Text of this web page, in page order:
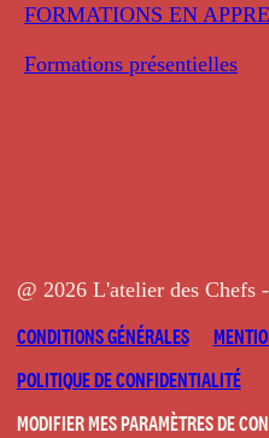
FORMATIONS EN
Formations présentielles
@ 2026 L'atelier des Chefs
CONDITIONS GÉNÉRALES
POLITIQUE DE CONFIDENTIALITÉ
MODIFIER MES PARAMÈTRES DE